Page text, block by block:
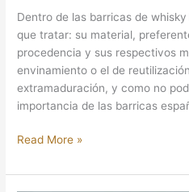
Dentro de las barricas de
que tratar: su material,
procedencia y sus respectivos
envinamiento o el de
extramaduración, y como no
importancia de las barricas
Read More »